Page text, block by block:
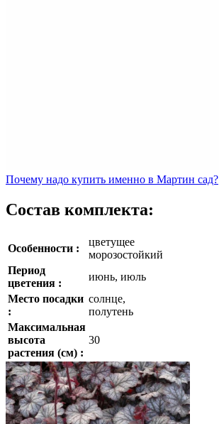
Почему надо купить именно в Мартин сад?
Состав комплекта:
Особенности :
цветущее
морозостойкий
Период
цветения :
июнь, июль
Место посадки
:
солнце,
полутень
Максимальная
высота
растения (см) :
30